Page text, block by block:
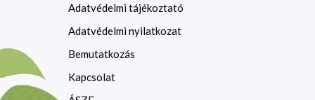
Adatvédelmi tájékoztató
Adatvédelmi nyilatkozat
Bemutatkozás
Kapcsolat